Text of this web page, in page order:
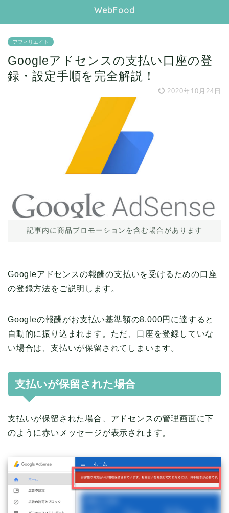
WebFood
アフィリエイト
Googleアドセンスの支払い口座の登
録・設定手順を完全解説！
2020年10月24日
記事内に商品プロモーションを含む場合があります
Googleアドセンスの報酬の支払いを受けるための口座
の登録方法をご説明します。
Googleの報酬がお支払い基準額の8,000円に達すると
自動的に振り込まれます。ただ、口座を登録していな
い場合は、支払いが保留されてしまいます。
支払いが保留された場合
支払いが保留された場合、アドセンスの管理画面に下
のように赤いメッセージが表示されます。